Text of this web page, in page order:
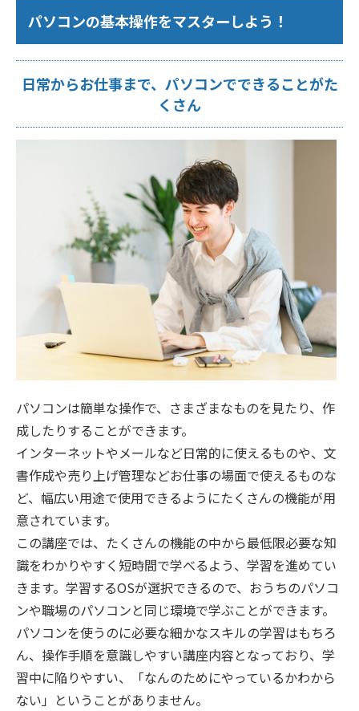
パソコンの基本操作をマスターしよう！
日常からお仕事まで、パソコンでできることがた
くさん
パソコンは簡単な操作で、さまざまなものを見たり、作
成したりすることができます。
インターネットやメールなど日常的に使えるものや、文
書作成や売り上げ管理などお仕事の場面で使えるものな
ど、幅広い用途で使用できるようにたくさんの機能が用
意されています。
この講座では、たくさんの機能の中から最低限必要な知
識をわかりやすく短時間で学べるよう、学習を進めてい
きます。学習するOSが選択できるので、おうちのパソコ
ンや職場のパソコンと同じ環境で学ぶことができます。
パソコンを使うのに必要な細かなスキルの学習はもちろ
ん、操作手順を意識しやすい講座内容となっており、学
習中に陥りやすい、「なんのためにやっているかわから
ない」ということがありません。